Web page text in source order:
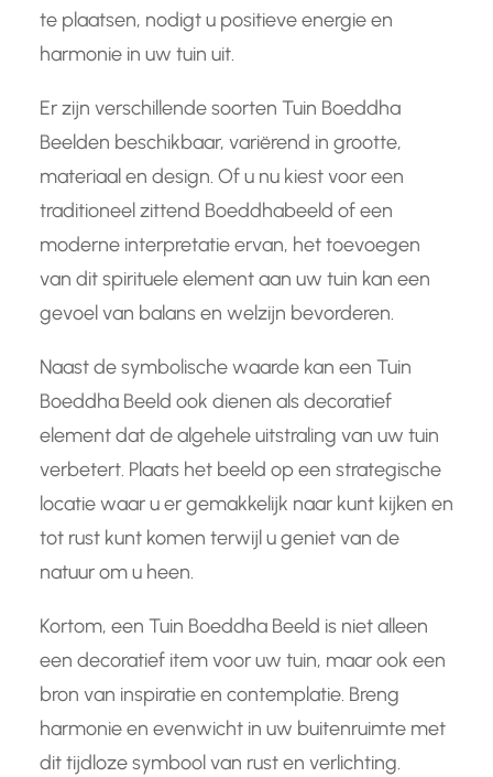
te plaatsen, nodigt u positieve energie en
harmonie in uw tuin uit.
Er zijn verschillende soorten Tuin Boeddha
Beelden beschikbaar, variërend in grootte,
materiaal en design. Of u nu kiest voor een
traditioneel zittend Boeddhabeeld of een
moderne interpretatie ervan, het toevoegen
van dit spirituele element aan uw tuin kan een
gevoel van balans en welzijn bevorderen.
Naast de symbolische waarde kan een Tuin
Boeddha Beeld ook dienen als decoratief
element dat de algehele uitstraling van uw tuin
verbetert. Plaats het beeld op een strategische
locatie waar u er gemakkelijk naar kunt kijken en
tot rust kunt komen terwijl u geniet van de
natuur om u heen.
Kortom, een Tuin Boeddha Beeld is niet alleen
een decoratief item voor uw tuin, maar ook een
bron van inspiratie en contemplatie. Breng
harmonie en evenwicht in uw buitenruimte met
dit tijdloze symbool van rust en verlichting.